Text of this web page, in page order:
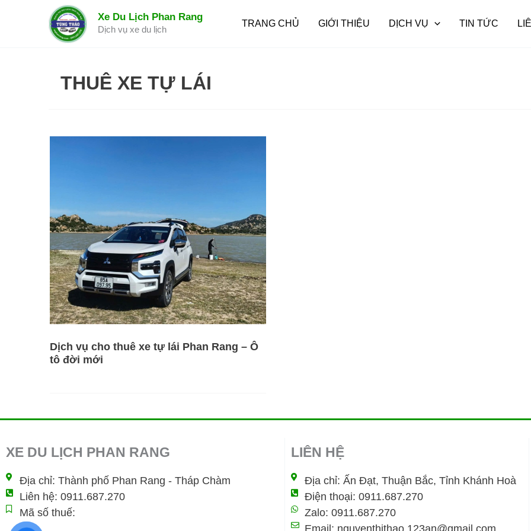
Xe Du Lịch Phan Rang
Dịch vụ xe du lịch
TRANG CHỦ GIỚI THIỆU DỊCH VỤ TIN TỨC
THUÊ XE TỰ LÁI
Dịch vụ cho thuê xe tự lái Phan Rang – Ô
tô đời mới
XE DU LỊCH PHAN RANG
Địa chỉ: Thành phố Phan Rang - Tháp Chàm
Liên hệ: 0911.687.270
Mã số thuế:
LIÊN HỆ
Địa chỉ: Ấn Đạt, Thuận Bắc, Tỉnh Khánh Hoà
Điện thoại: 0911.687.270
Zalo: 0911.687.270
Email: nguyenthithao.123an@gmail.com